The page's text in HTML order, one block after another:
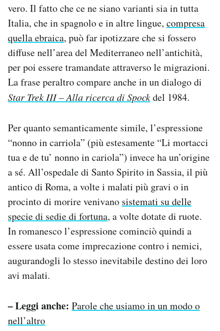
vero. Il fatto che ce ne siano varianti sia in tutta
Italia, che in spagnolo e in altre lingue, compresa
quella ebraica, può far ipotizzare che si fossero
diffuse nell’area del Mediterraneo nell’antichità,
per poi essere tramandate attraverso le migrazioni.
La frase peraltro compare anche in un dialogo di
Star Trek III – Alla ricerca di Spockdel 1984.
Per quanto semanticamente simile, l’espressione
“nonno in carriola” (più estesamente “Li mortacci
tua e de tu’ nonno in cariola”) invece ha un’origine
a sé. All’ospedale di Santo Spirito in Sassia, il più
antico di Roma, a volte i malati più gravi o in
procinto di morire venivano sistemati su delle
specie di sedie di fortuna, a volte dotate di ruote.
In romanesco l’espressione cominciò quindi a
essere usata come imprecazione contro i nemici,
augurandogli lo stesso inevitabile destino dei loro
avi malati.
– Leggi anche: Parole che usiamo in un modo o
nell’altro